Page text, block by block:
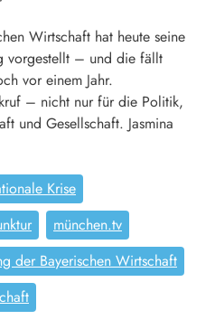
Wirtschaft hat heute seine
vorgestellt – und die fällt
vor einem Jahr.
– nicht nur für die Politik,
und Gesellschaft. Jasmina
Krise
münchen.tv
der Bayerischen Wirtschaft